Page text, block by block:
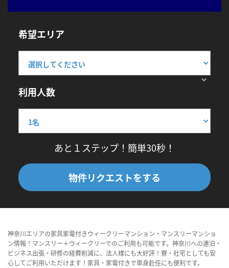
希望エリア
利用人数
あと１ステップ！簡単30秒！
物件リクエストをする
神奈川エリアの家具家電付きウィークリーマンション・マンスリーマンショ
ン情報！マンスリー＋ウィークリーでのご利用も可能です。神奈川への連泊・
ビジネス出張・研修の経費削減に、法人様にも大好評！寮・社宅としても安
心してご利用いただけます！家具・家電付きで単身赴任にも便利です。